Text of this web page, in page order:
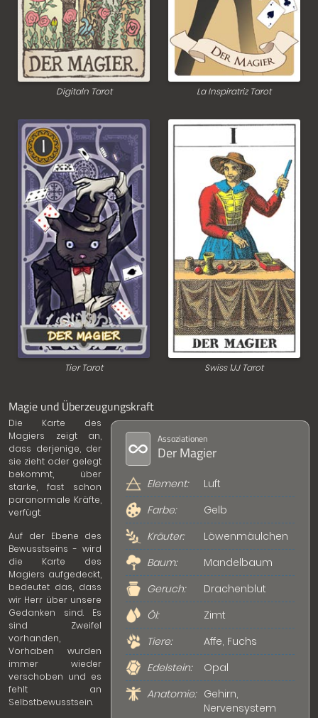
Digitaln Tarot La Inspiratriz Tarot
Tier Tarot Swiss 1JJ Tarot
Magie und Überzeugungskraft
Assoziationen
Der Magier
Element:
Luft
Farbe:
Gelb
Kräuter:
Löwenmäulchen
Baum:
Mandelbaum
Geruch:
Drachenblut
Öl:
Zimt
Tiere:
Affe, Fuchs
Edelstein:
Opal
Anatomie: Gehirn,
Nervensystem
Die Karte des
Magiers zeigt an,
dass derjenige, der
sie zieht oder gelegt
bekommt, über
starke, fast schon
paranormale Kräfte,
verfügt.
Auf der Ebene des
Bewusstseins - wird
die Karte des
Magiers aufgedeckt,
bedeutet das, dass
wir Herr über unsere
Gedanken sind. Es
sind Zweifel
vorhanden,
Vorhaben wurden
immer wieder
verschoben und es
fehlt an
Selbstbewusstsein.